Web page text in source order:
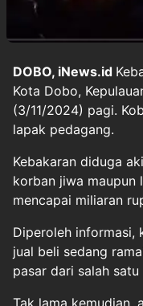
DOBO, iNews.id
Kota Dobo,
(3/11/2024) pagi.
lapak pedagang.
Kebakaran diduga
korban jiwa maupun
mencapai miliaran
Diperoleh informasi,
jual beli sedang
pasar dari salah
Tak lama kemudian,